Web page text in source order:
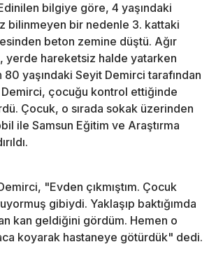
bilgiye göre, 4 yaşındaki
bilinmeyen bir nedenle 3. kattaki
beton zemine düştü. Ağır
yerde hareketsiz halde yatarken
yaşındaki Seyit Demirci tarafından
çocuğu kontrol ettiğinde
Çocuk, o sırada sokak üzerinden
ile Samsun Eğitim ve Araştırma
"Evden çıkmıştım. Çocuk
gibiydi. Yaklaşıp baktığımda
kan geldiğini gördüm. Hemen o
koyarak hastaneye götürdük" dedi.